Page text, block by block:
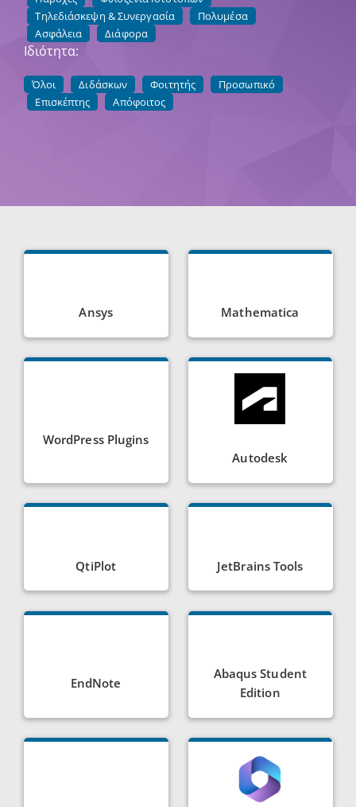
Τηλεδιάσκεψη & Συνεργασία
Πολυμέσα
Ασφάλεια
Διάφορα
Ιδιότητα:
Όλοι Διδάσκων Φοιτητής
Προσωπικό
Επισκέπτης
Απόφοιτος
Ansys Mathematica
WordPress Plugins
Autodesk
QtiPlot JetBrains Tools
EndNote
Abaqus Student
Edition